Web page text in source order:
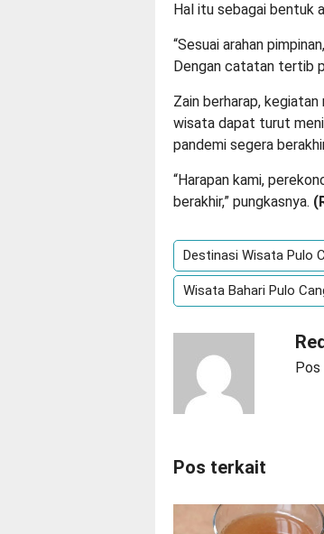
Hal itu sebagai bentuk
“Sesuai arahan
Dengan catatan tertib
Zain berharap,
wisata dapat turut
pandemi segera
“Harapan kami,
berakhir,” pungkasnya.
Destinasi Wisata Pulo
Wisata Bahari Pulo
Pos
Pos terkait